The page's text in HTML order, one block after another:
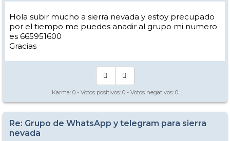
Hola subir mucho a sierra nevada y estoy precupado
por el tiempo me puedes anadir al grupo mi numero
es 665951600
Gracias
Karma: 0 - Votos positivos: 0 - Votos negativos: 0
Re: Grupo de WhatsApp y telegram para sierra
nevada